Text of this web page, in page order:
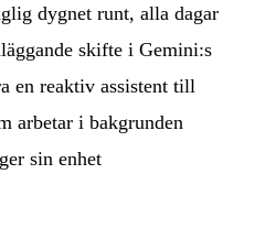
dygnet runt, alla dagar
skifte i Gemini:s
en reaktiv assistent till
arbetar i bakgrunden
sin enhet